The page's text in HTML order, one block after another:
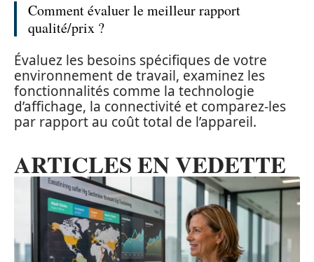
Comment évaluer le meilleur rapport
qualité/prix ?
Évaluez les besoins spécifiques de votre
environnement de travail, examinez les
fonctionnalités comme la technologie
d’affichage, la connectivité et comparez-les
par rapport au coût total de l’appareil.
ARTICLES EN VEDETTE